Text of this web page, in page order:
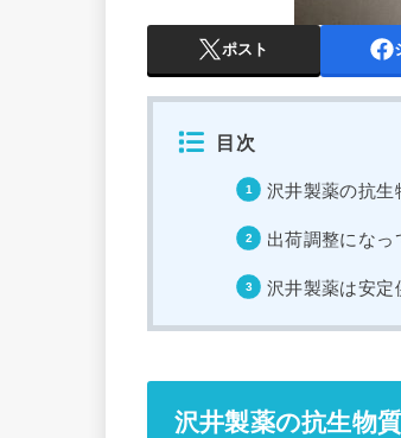
ポスト
目次
沢井製薬の抗生
出荷調整になっ
沢井製薬は安定
沢井製薬の抗生物